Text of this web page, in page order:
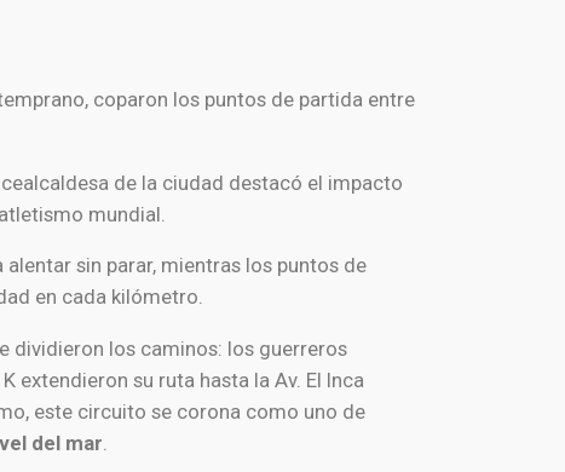
coparon los puntos de partida entre
de la ciudad destacó el impacto
mundial.
sin parar, mientras los puntos de
en cada kilómetro.
dividieron los caminos: los guerreros
extendieron su ruta hasta la Av. El Inca
este circuito se corona como uno de
del mar.